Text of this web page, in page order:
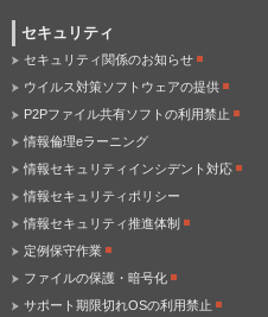
セキュリティ
セキュリティ関係のお知らせ
ウイルス対策ソフトウェアの提供
P2Pファイル共有ソフトの利用禁止
情報倫理eラーニング
情報セキュリティインシデント対応
情報セキュリティポリシー
情報セキュリティ推進体制
定例保守作業
ファイルの保護・暗号化
サポート期限切れOSの利用禁止